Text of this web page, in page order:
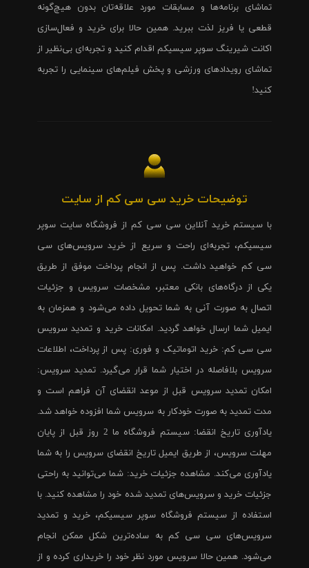
تماشای برنامه‌ها و مسابقات مورد علاقه‌تان بدون هیچ‌گونه
قطعی یا فریز لذت ببرید. همین حالا برای خرید و فعال‌سازی
اکانت شیرینگ سوپر سیسیکم اقدام کنید و تجربه‌ای بی‌نظیر از
تماشای رویدادهای ورزشی و پخش فیلم‌های سینمایی را تجربه
کنید!
توضیحات خرید سی سی کم از سایت
با سیستم خرید آنلاین سی سی کم از فروشگاه سایت سوپر
سیسیکم، تجربه‌ای راحت و سریع از خرید سرویس‌های سی
سی کم خواهید داشت. پس از انجام پرداخت موفق از طریق
یکی از درگاه‌های بانکی معتبر، مشخصات سرویس و جزئیات
اتصال به صورت آنی به شما تحویل داده می‌شود و همزمان به
ایمیل شما ارسال خواهد گردید. امکانات خرید و تمدید سرویس
سی سی کم: خرید اتوماتیک و فوری: پس از پرداخت، اطلاعات
سرویس بلافاصله در اختیار شما قرار می‌گیرد. تمدید سرویس:
امکان تمدید سرویس قبل از موعد انقضای آن فراهم است و
مدت تمدید به صورت خودکار به سرویس شما افزوده خواهد شد.
یادآوری تاریخ انقضا: سیستم فروشگاه ما 2 روز قبل از پایان
مهلت سرویس، از طریق ایمیل تاریخ انقضای سرویس را به شما
یادآوری می‌کند. مشاهده جزئیات خرید: شما می‌توانید به راحتی
جزئیات خرید و سرویس‌های تمدید شده خود را مشاهده کنید. با
استفاده از سیستم فروشگاه سوپر سیسیکم، خرید و تمدید
سرویس‌های سی سی کم به ساده‌ترین شکل ممکن انجام
می‌شود. همین حالا سرویس مورد نظر خود را خریداری کرده و از